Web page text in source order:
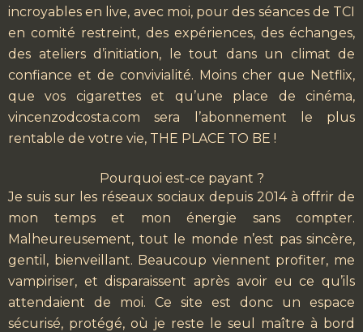
incroyables en live, avec moi, pour des séances de TCI
en comité restreint, des expériences, des échanges,
des ateliers d’initiation, le tout dans un climat de
confiance et de convivialité. Moins cher que Netflix,
que vos cigarettes et qu’une place de cinéma,
vincenzodcosta.com sera l’abonnement le plus
rentable de votre vie, THE PLACE TO BE !
Pourquoi est-ce payant ?
Je suis sur les réseaux sociaux depuis 2014 à offrir de
mon temps et mon énergie sans compter.
Malheureusement, tout le monde n’est pas sincère,
gentil, bienveillant. Beaucoup viennent profiter, me
vampiriser, et disparaissent après avoir eu ce qu’ils
attendaient de moi. Ce site est donc un espace
sécurisé, protégé, où je reste le seul maître à bord